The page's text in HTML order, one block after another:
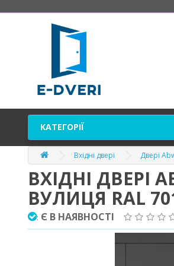
КАТЕГОРІЇ
Вхідні двері Двері
ВХІДНІ ДВЕРІ
ВУЛИЦЯ RAL
: Є В НАЯВНОСТІ